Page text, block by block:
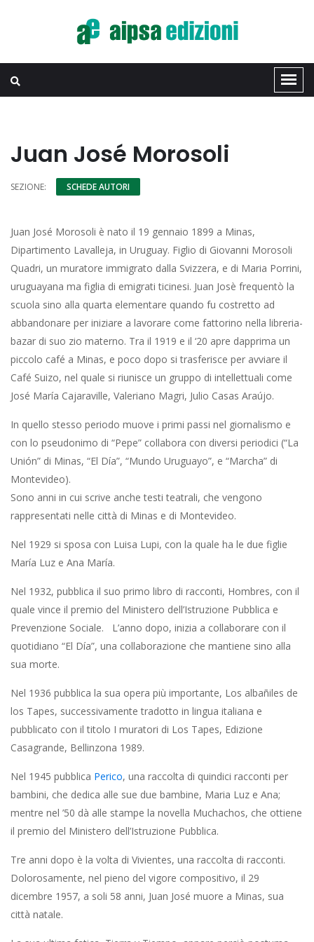
Juan José Morosoli
SEZIONE: SCHEDE AUTORI
Juan José Morosoli è nato il 19 gennaio 1899 a Minas,
Dipartimento Lavalleja, in Uruguay. Figlio di Giovanni Morosoli
Quadri, un muratore immigrato dalla Svizzera, e di Maria Porrini,
uruguayana ma figlia di emigrati ticinesi. Juan Josè frequentò la
scuola sino alla quarta elementare quando fu costretto ad
abbandonare per iniziare a lavorare come fattorino nella libreria-
bazar di suo zio materno. Tra il 1919 e il ‘20 apre dapprima un
piccolo café a Minas, e poco dopo si trasferisce per avviare il
Café Suizo, nel quale si riunisce un gruppo di intellettuali come
José María Cajaraville, Valeriano Magri, Julio Casas Araújo.
In quello stesso periodo muove i primi passi nel giornalismo e
con lo pseudonimo di “Pepe” collabora con diversi periodici (“La
Unión” di Minas, “El Día”, “Mundo Uruguayo”, e “Marcha” di
Montevideo).
Sono anni in cui scrive anche testi teatrali, che vengono
rappresentati nelle città di Minas e di Montevideo.
Nel 1929 si sposa con Luisa Lupi, con la quale ha le due figlie
María Luz e Ana María.
Nel 1932, pubblica il suo primo libro di racconti, Hombres, con il
quale vince il premio del Ministero dell’Istruzione Pubblica e
Prevenzione Sociale. L’anno dopo, inizia a collaborare con il
quotidiano “El Día”, una collaborazione che mantiene sino alla
sua morte.
Nel 1936 pubblica la sua opera più importante, Los albañiles de
los Tapes, successivamente tradotto in lingua italiana e
pubblicato con il titolo I muratori di Los Tapes, Edizione
Casagrande, Bellinzona 1989.
Nel 1945 pubblica Perico, una raccolta di quindici racconti per
bambini, che dedica alle sue due bambine, Maria Luz e Ana;
mentre nel ’50 dà alle stampe la novella Muchachos, che ottiene
il premio del Ministero dell’Istruzione Pubblica.
Tre anni dopo è la volta di Vivientes, una raccolta di racconti.
Dolorosamente, nel pieno del vigore compositivo, il 29
dicembre 1957, a soli 58 anni, Juan José muore a Minas, sua
città natale.